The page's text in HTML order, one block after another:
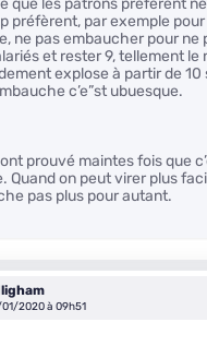
préfèrent, par exemple
ne pas embaucher pour
et rester 9, tellement le
explose à partir de
c’e”st ubuesque.
prouvé maintes fois que
Quand on peut virer plus
pas plus pour autant.
01/2020 à 09h51